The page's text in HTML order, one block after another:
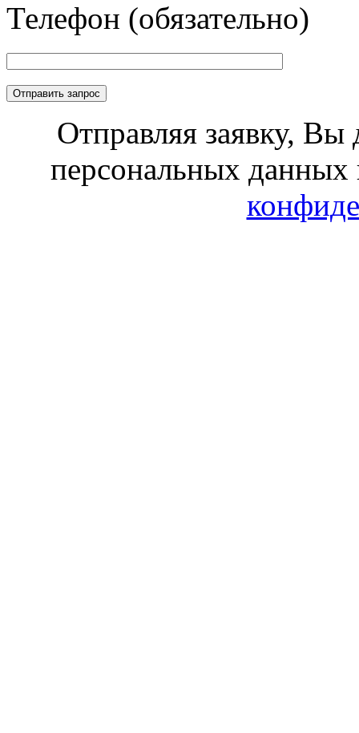
Телефон (обязательно)
Отправляя заявку, Вы
персональных данных